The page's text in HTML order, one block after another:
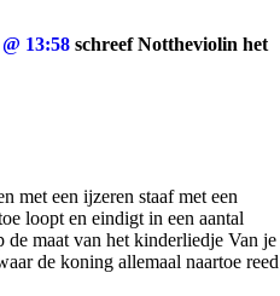
13:58 schreef Nottheviolin het
met een ijzeren staaf met een
loopt en eindigt in een aantal
maat van het kinderliedje Van je
de koning allemaal naartoe reed